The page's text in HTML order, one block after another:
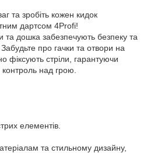
та зробіть кожен кидок
дартсом 4Profi!
та дошка забезпечують безпеку та
про гачки та отвори на
фіксують стріли, гарантуючи
контроль над грою.
елементів.
та стильному дизайну,